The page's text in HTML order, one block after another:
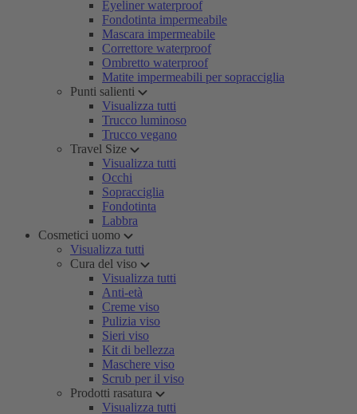
Eyeliner waterproof
Fondotinta impermeabile
Mascara impermeabile
Correttore waterproof
Ombretto waterproof
Matite impermeabili per sopracciglia
Punti salienti
Visualizza tutti
Trucco luminoso
Trucco vegano
Travel Size
Visualizza tutti
Occhi
Sopracciglia
Fondotinta
Labbra
Cosmetici uomo
Visualizza tutti
Cura del viso
Visualizza tutti
Anti-età
Creme viso
Pulizia viso
Sieri viso
Kit di bellezza
Maschere viso
Scrub per il viso
Prodotti rasatura
Visualizza tutti